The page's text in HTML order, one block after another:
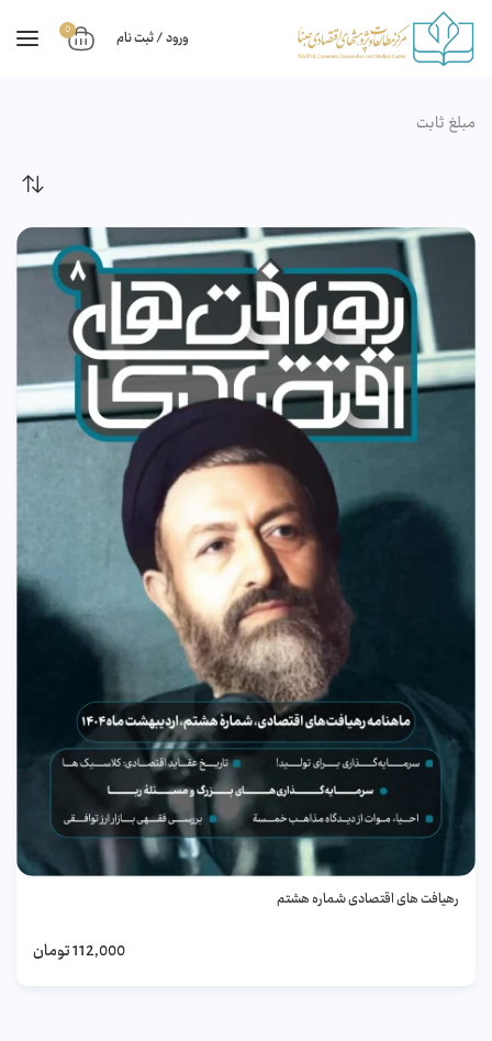
ورود / ثبت نام 0
مبلغ ثابت
رهیافت های اقتصادی شماره هشتم
112,000تومان